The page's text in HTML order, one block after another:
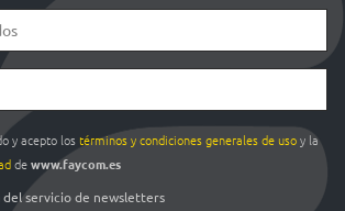
y acepto los términos y condiciones generales de usoy la
dewww.faycom.es
servicio de newsletters